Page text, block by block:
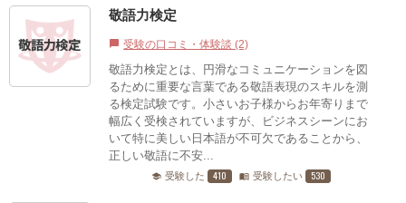
敬語力検定
chat_bubble 受験の口コミ・体験談 (2)
敬語力検定とは、円滑なコミュニケーションを図
るために重要な言葉である敬語表現のスキルを測
る検定試験です。小さいお子様からお年寄りまで
幅広く受検されていますが、ビジネスシーンにお
いて特に美しい日本語が不可欠であることから、
正しい敬語に不安...
school 受験した 410 menu_book 受験したい 530